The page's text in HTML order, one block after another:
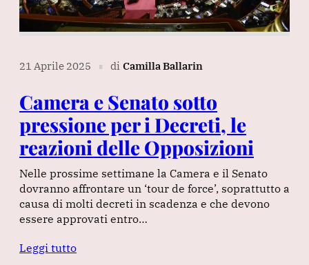
21 Aprile 2025 ∎ di Camilla Ballarin
Camera e Senato sotto
pressione per i Decreti, le
reazioni delle Opposizioni
Nelle prossime settimane la Camera e il Senato
dovranno affrontare un ‘tour de force’, soprattutto a
causa di molti decreti in scadenza e che devono
essere approvati entro…
Leggi tutto